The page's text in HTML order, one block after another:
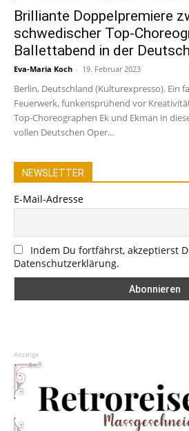
Brilliante Doppelpremiere
schwedischer Top-
Ballettabend in der
Eva-Maria Koch - 19. Februar 2023
Berlin, Deutschland (Kulturexpresso). Ein
Feuerwerk, funkensprühend vor
Top-Choreographen Ek und Ekman in
vollen Deutschen Oper...
NEWSLETTER
E-Mail-Adresse
Indem Du fortfährst, akzeptierst
Datenschutzerklärung.
Anzeige